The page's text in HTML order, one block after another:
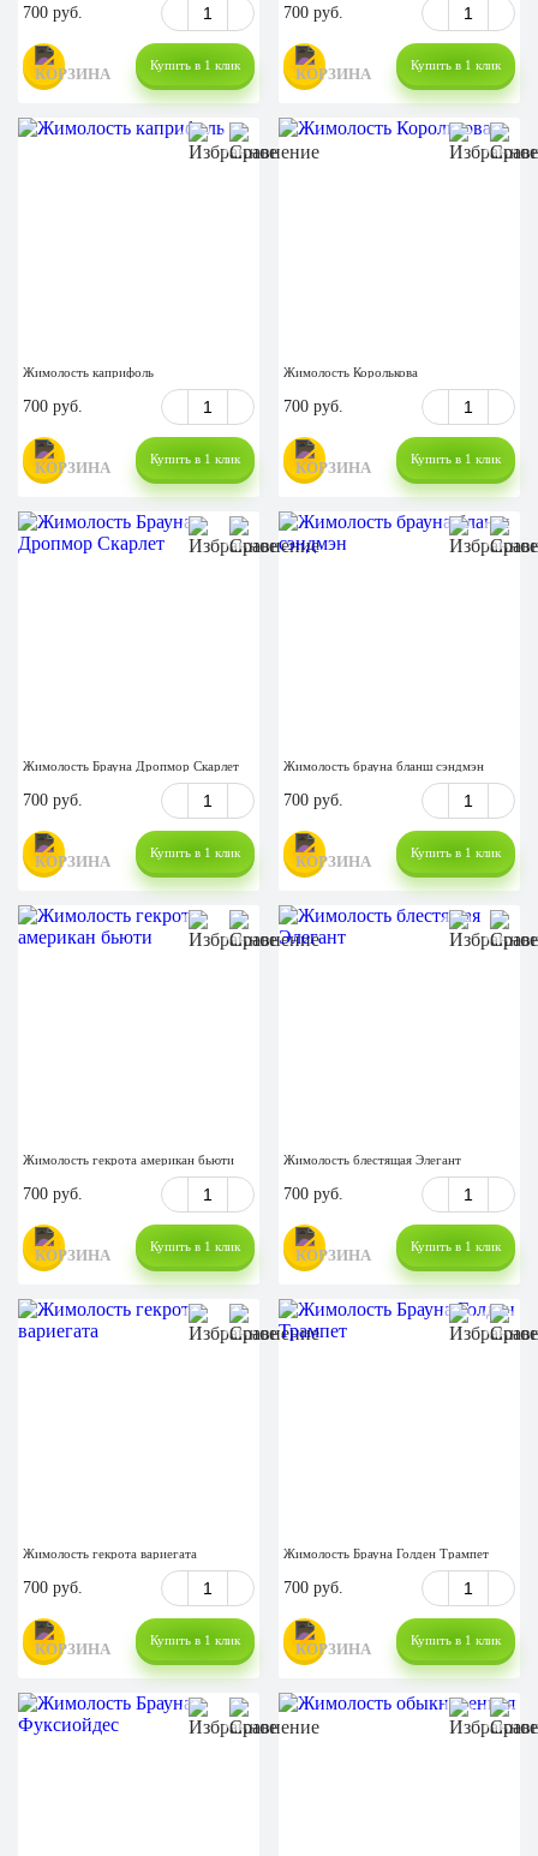
700 руб.
Купить в 1 клик
700 руб.
Купить в 1 клик
Жимолость каприфоль
700 руб.
Купить в 1 клик
Жимолость Королькова
700 руб.
Купить в 1 клик
Жимолость Брауна Дропмор Скарлет
700 руб.
Купить в 1 клик
Жимолость брауна бланш сэндмэн
700 руб.
Купить в 1 клик
Жимолость гекрота американ бьюти
700 руб.
Купить в 1 клик
Жимолость блестящая Элегант
700 руб.
Купить в 1 клик
Жимолость гекрота вариегата
700 руб.
Купить в 1 клик
Жимолость Брауна Голден Трампет
700 руб.
Купить в 1 клик